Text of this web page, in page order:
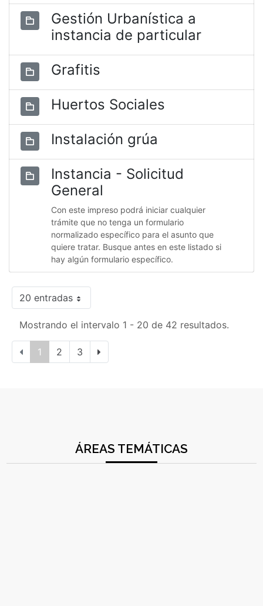
Gestión Urbanística a
instancia de particular
Grafitis
Huertos Sociales
Instalación grúa
Instancia - Solicitud
General
Con este impreso podrá iniciar cualquier
trámite que no tenga un formulario
normalizado específico para el asunto que
quiere tratar. Busque antes en este listado si
hay algún formulario específico.
20 entradas
Mostrando el intervalo 1 - 20 de 42 resultados.
1 2 3
ÁREAS TEMÁTICAS